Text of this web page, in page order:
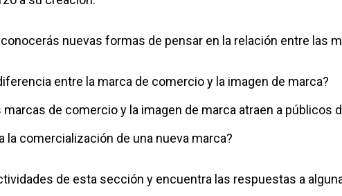
nuevas formas de pensar en la relación entre las
entre la marca de comercio y la imagen de marca?
marcas de comercio y la imagen de marca atraen a públicos
la comercialización de una nueva marca?
de esta sección y encuentra las respuestas a